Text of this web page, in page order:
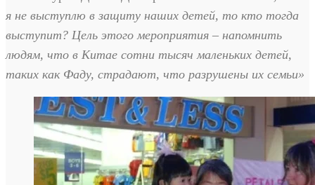
я не выступлю в защиту наших детей, то кто тогда
выступит? Цель этого мероприятия – напомнить
людям, что в Китае сотни тысяч маленьких детей,
таких как Фаду, страдают, что разрушены их семьи»